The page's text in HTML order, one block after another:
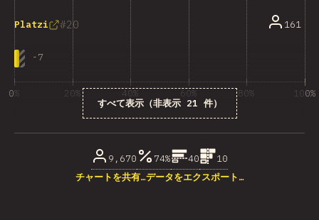
20
Platzi
-7
161
すべて表示（非表示 21 件）
0% 20% 40% 60% 80% 100%
9,670 74% 40
10
チャートを共有…データをエクスポート…